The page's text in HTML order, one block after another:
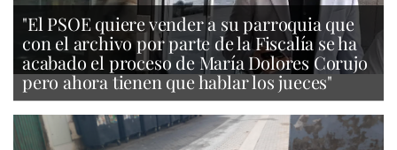
"El PSOE quiere vender a su parroquia que
con el archivo por parte de la Fiscalía se ha
acabado el proceso de María Dolores Corujo
pero ahora tienen que hablar los jueces"